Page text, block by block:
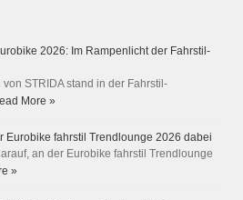
2026: Im Rampenlicht der Fahrstil-
von STRIDA stand in der Fahrstil-
More »
Eurobike fahrstil Trendlounge 2026 dabei
an der Eurobike fahrstil Trendlounge
»